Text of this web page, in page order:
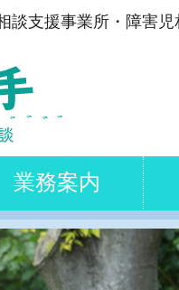
談支援事業所・障害
業務案内